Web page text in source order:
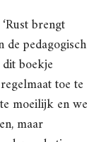
brengt
de pedagogisch
boekje
toe te
moeilijk en we
maar